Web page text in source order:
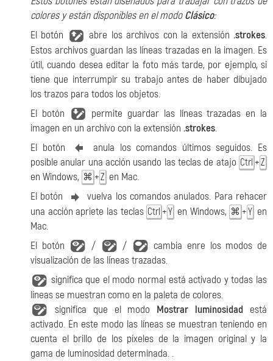
colores y están disponibles en el modoClásico:
El botón
abre los archivos con la extensión.strokes.
Estos archivos guardan las líneas trazadas en la imagen. Es
útil, cuando desea editar la foto más tarde, por ejemplo, si
tiene que interrumpir su trabajo antes de haber dibujado
los trazos para todos los objetos.
El botón
permite guardar las líneas trazadas en la
imagen en un archivo con la extensión .strokes.
El botón
anula los comandos últimos seguidos. Es
posible anular una acción usando las teclas de atajo Ctrl +Z
en Windows, ⌘ +Z en Mac.
El botón
vuelva los comandos anulados. Para rehacer
una acción apriete las teclas Ctrl +Y en Windows, ⌘ +Y en
Mac.
El botón
/ /
cambia enre los modos de
visualización de las líneas trazadas.
significa que el modo normal está activado y todas las
líneas se muestran como en la paleta de colores.
significa que el modo Mostrar luminosidad está
activado. En este modo las líneas se muestran teniendo en
cuenta el brillo de los píxeles de la imagen original y la
gama de luminosidad determinada. .